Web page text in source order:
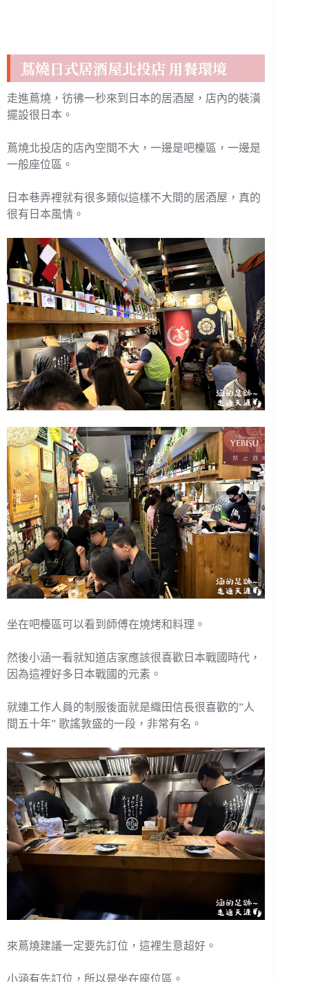
蔦燒日式居酒屋北投店 用餐環境
走進蔦燒，彷彿一秒來到日本的居酒屋，店內的裝潢
擺設很日本。
蔦燒北投店的店內空間不大，一邊是吧檯區，一邊是
一般座位區。
日本巷弄裡就有很多類似這樣不大間的居酒屋，真的
很有日本風情。
坐在吧檯區可以看到師傅在燒烤和料理。
然後小涵一看就知道店家應該很喜歡日本戰國時代，
因為這裡好多日本戰國的元素。
就連工作人員的制服後面就是織田信長很喜歡的”人
間五十年” 歌謠敦盛的一段，非常有名。
來蔦燒建議一定要先訂位，這裡生意超好。
小涵有先訂位，所以是坐在座位區。